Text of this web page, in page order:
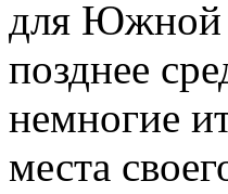
для Южной
позднее
немногие
места